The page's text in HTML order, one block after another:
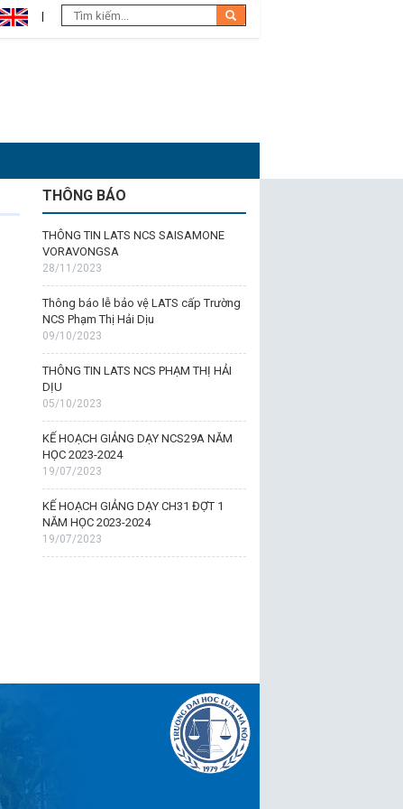
THÔNG BÁO
THÔNG TIN LATS NCS SAISAMONE
VORAVONGSA
28/11/2023
Thông báo lễ bảo vệ LATS cấp Trường
NCS Phạm Thị Hải Dịu
09/10/2023
THÔNG TIN LATS NCS PHẠM THỊ HẢI
DỊU
05/10/2023
KẾ HOẠCH GIẢNG DẠY NCS29A NĂM
HỌC 2023-2024
19/07/2023
KẾ HOẠCH GIẢNG DẠY CH31 ĐỢT 1
NĂM HỌC 2023-2024
19/07/2023